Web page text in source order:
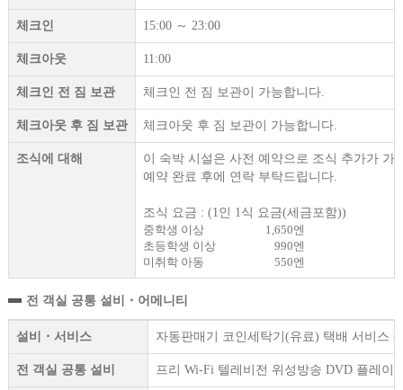
체크인 15:00 ～ 23:00
체크아웃 11:00
체크인 전 짐 보관 체크인 전 짐 보관이 가능합니다.
체크아웃 후 짐 보관 체크아웃 후 짐 보관이 가능합니다.
조식에 대해
이 숙박 시설은 사전 예약으로 조식 추가가 가
예약 완료 후에 연락 부탁드립니다.
조식 요금 : (1인 1식 요금(세금포함))
중학생 이상
1,650엔
초등학생 이상
990엔
미취학 아동
550엔
전 객실 공통 설비・어메니티
설비・서비스 자동판매기 코인세탁기(유료) 택배 서비스
전 객실 공통 설비 프리 Wi-Fi 텔레비전 위성방송 DVD 플레